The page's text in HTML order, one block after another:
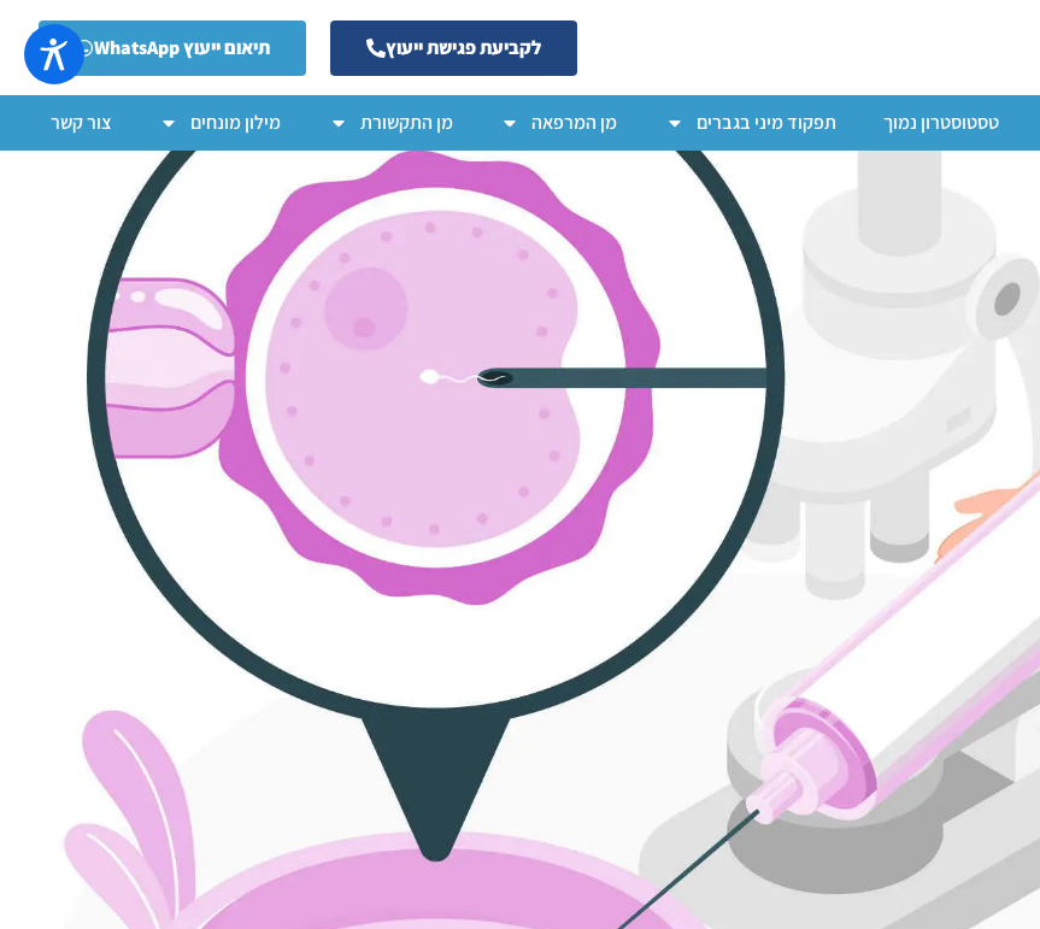
לקביעת פגישת ייעוץ תיאום ייעוץ WhatsApp
טסטוסטרון נמוך תפקוד מיני בגברים מן המרפאה מן התקשורת מילון מונחים צור קשר